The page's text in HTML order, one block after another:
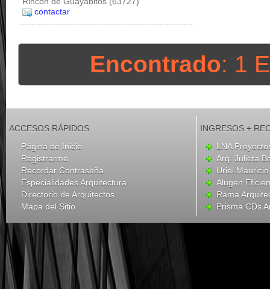
contactar
Encontrado: 1
ACCESOS RÁPIDOS
Página de Inicio
Registrarme
Recordar Contraseña
Especialidades Arquitectura
Directorio de Arquitectos
Mapa del Sitio
INGRESOS +
LNA
Arq. Julieta
Uriel
Alugen
Rama
Prisma CDs